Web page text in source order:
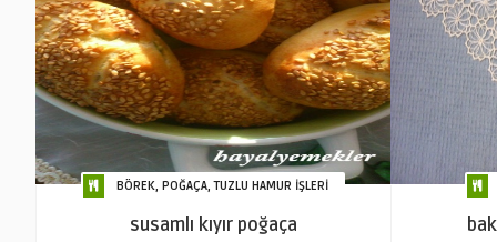
BÖREK, POĞAÇA, TUZLU HAMUR İŞLERİ
susamlı kıyır poğaça